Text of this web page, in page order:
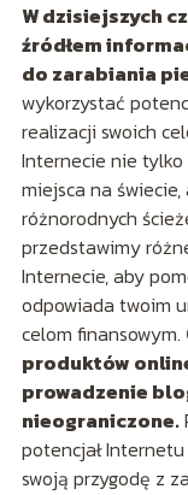
W dzisiejszych
źródłem
do zarabiania
wykorzystać
realizacji swoich
Internecie nie
miejsca na
różnorodnych
przedstawimy
Internecie, aby
odpowiada twoim
celom finansowym.
produktów
prowadzenie
nieograniczone.
potencjał
swoją przygodę z